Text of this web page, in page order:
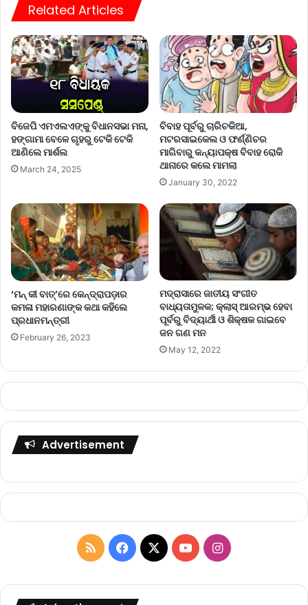
Related Articles
ବିଜେପି ଏମଏଲଏଙ୍କୁ ବିଧାନସଭା ମନା,
ହଙ୍ଗାମା ବେଳେ ଗୃହରୁ ଟେକି ଟେକି
ଆଣିଲେ ମାର୍ଶଲ
March 24, 2025
ବିବାହ ପୂର୍ବରୁ ଚାରିଚକିଆ,
ମଟରସାଇକେଲ ଓ ଫର୍ଣ୍ଣିଚର
ମାଗିବାରୁ କନ୍ୟାପକ୍ଷ ବିବାହ ରୋକି
ଥାନାରେ କଲେ ମାମଲା
January 30, 2022
‘ମନ୍‌ କୀ ବାତ୍‌’ରେ କେନ୍ଦ୍ରାପଡ଼ାର
କମଳା ମହାରଣାଙ୍କ କଥା କହିଲେ
ପ୍ରଧାନମନ୍ତ୍ରୀ
February 26, 2023
ମଦ୍ରାସାରେ ଜାତୀୟ ସଂଗୀତ
ବାଧ୍ୟତାମୁଳକ; କ୍ଲାସ୍‌ ଆରମ୍ଭ ହେବା
ପୂର୍ବରୁ ବିଦ୍ୟାର୍ଥୀ ଓ ଶିକ୍ଷକ ଗାଇବେ
ଜନ ଗଣ ମନ
May 12, 2022
Advertisement
R
F
X
Y
I